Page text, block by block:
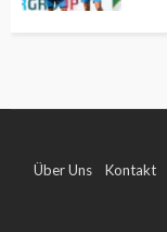
Über Uns Kontakt